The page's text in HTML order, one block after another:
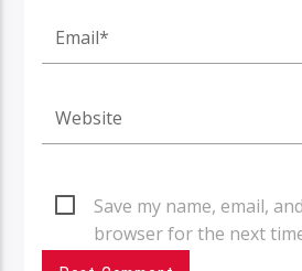
Save my name, email,
browser for the next